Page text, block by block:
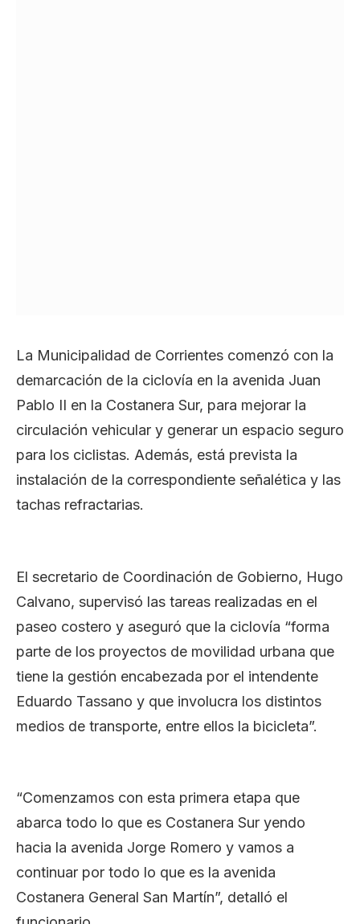
La Municipalidad de Corrientes comenzó con la
demarcación de la ciclovía en la avenida Juan
Pablo II en la Costanera Sur, para mejorar la
circulación vehicular y generar un espacio seguro
para los ciclistas. Además, está prevista la
instalación de la correspondiente señalética y las
tachas refractarias.
El secretario de Coordinación de Gobierno, Hugo
Calvano, supervisó las tareas realizadas en el
paseo costero y aseguró que la ciclovía “forma
parte de los proyectos de movilidad urbana que
tiene la gestión encabezada por el intendente
Eduardo Tassano y que involucra los distintos
medios de transporte, entre ellos la bicicleta”.
“Comenzamos con esta primera etapa que
abarca todo lo que es Costanera Sur yendo
hacia la avenida Jorge Romero y vamos a
continuar por todo lo que es la avenida
Costanera General San Martín”, detalló el